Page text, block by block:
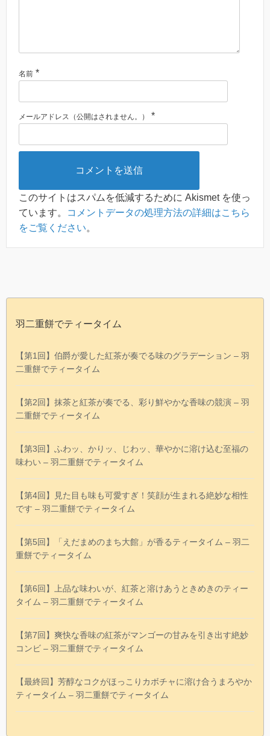
名前 *
メールアドレス（公開はされません。） *
このサイトはスパムを低減するために Akismet を使っ
ています。
コメントデータの処理方法の詳細はこちら
をご覧ください。
羽二重餅でティータイム
【第1回】伯爵が愛した紅茶が奏でる味のグラデーション – 羽
二重餅でティータイム
【第2回】抹茶と紅茶が奏でる、彩り鮮やかな香味の競演 – 羽
二重餅でティータイム
【第3回】ふわッ、かりッ、じわッ、華やかに溶け込む至福の
味わい – 羽二重餅でティータイム
【第4回】見た目も味も可愛すぎ！笑顔が生まれる絶妙な相性
です – 羽二重餅でティータイム
【第5回】「えだまめのまち大館」が香るティータイム – 羽二
重餅でティータイム
【第6回】上品な味わいが、紅茶と溶けあうときめきのティー
タイム – 羽二重餅でティータイム
【第7回】爽快な香味の紅茶がマンゴーの甘みを引き出す絶妙
コンビ – 羽二重餅でティータイム
【最終回】芳醇なコクがほっこりカボチャに溶け合うまろやか
ティータイム – 羽二重餅でティータイム